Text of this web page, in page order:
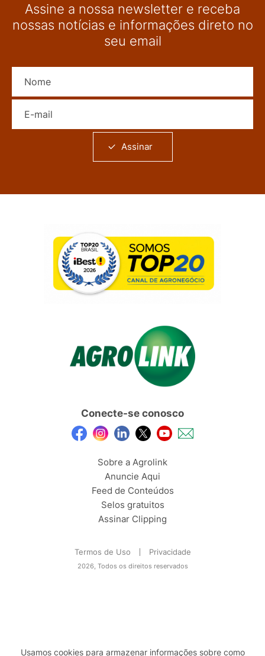
Assine a nossa newsletter e receba
nossas notícias e informações direto no
seu email
Assinar
Conecte-se conosco
Sobre a Agrolink
Anuncie Aqui
Feed de Conteúdos
Selos gratuitos
Assinar Clipping
Termos de Uso Privacidade
2026, Todos os direitos reservados
Usamos cookies para armazenar informações sobre como